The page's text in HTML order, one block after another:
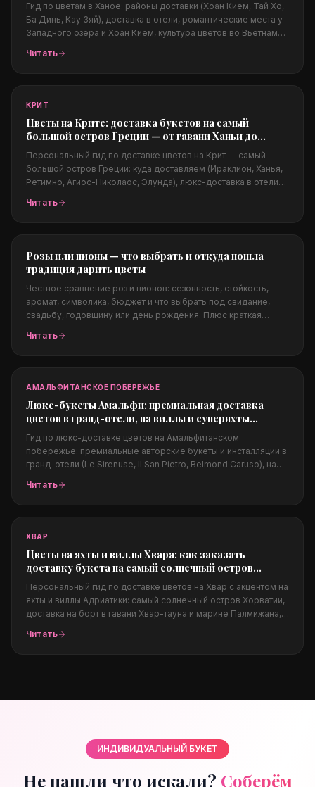
Гид по цветам в Ханое: районы доставки (Хоан Кием, Тай Хо,
Ба Динь, Кау Зяй), доставка в отели, романтические места у
Западного озера и Хоан Кием, культура цветов во Вьетнаме
Читать
КРИТ
Цветы на Крите: доставка букетов на самый
большой остров Греции — от гавани Ханьи до
люкс-курортов Элунды
Персональный гид по доставке цветов на Крит — самый
большой остров Греции: куда доставляем (Ираклион, Ханья,
Ретимно, Агиос-Николаос, Элунда), люкс-доставка в отели
яхты, свадьбы, какие цветы подходят островному климату,
Читать
Розы или пионы — что выбрать и откуда пошла
традиция дарить цветы
Честное сравнение роз и пионов: сезонность, стойкость,
аромат, символика, бюджет и что выбрать под свидание,
свадьбу, годовщину или день рождения. Плюс краткая
Афродиты до викторианского языка цветов.
Читать
АМАЛЬФИТАНСКОЕ ПОБЕРЕЖЬЕ
Люкс-букеты Амальфи: премиальная доставка
цветов в гранд-отели, на виллы и суперяхты
побережья
Гид по люкс-доставке цветов на Амальфитанском
побережье: премиальные авторские букеты и инсталляции в
гранд-отели (Le Sirenuse, Il San Pietro, Belmond Caruso), на
композиции, как заказать из-за границы, цены в евро,
Читать
ХВАР
Цветы на яхты и виллы Хвара: как заказать
доставку букета на самый солнечный остров
Адриатики
Персональный гид по доставке цветов на Хвар с акцентом на
яхты и виллы Адриатики: самый солнечный остров Хорватии,
доставка на борт в гавани Хвар-тауна и марине Палмижана,
Адриатике, какие цветы подходят солёному климату, цены в
Читать
ИНДИВИДУАЛЬНЫЙ БУКЕТ
Не нашли что искали? Соберём